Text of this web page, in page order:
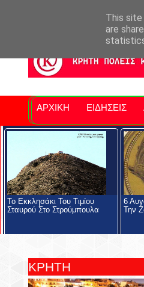
Νομός
ΑΡΧΙΚΗ ΕΙΔΗΣΕΙΣ
Το Εκκλησάκι Του Τιμίου
Σταυρού Στο Στρούμπουλα
6
Την
ΚΡΗΤΗ
This
are